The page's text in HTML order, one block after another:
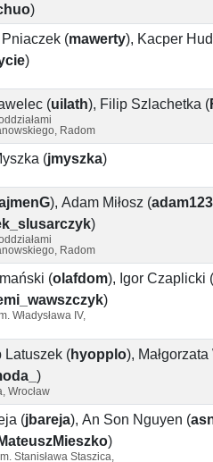
)
Pniaczek (mawerty), Kacper
)
(uilath), Filip Szlachetka (
Radom
(jmyszka)
), Adam Miłosz (
)
Radom
(olafdom), Igor Czaplicki (
)
Władysława IV,
Latuszek (hyopplo), Małgorzata
)
Wrocław
(jbareja), An Son Nguyen (
MateuszMieszko)
Stanisława Staszica,